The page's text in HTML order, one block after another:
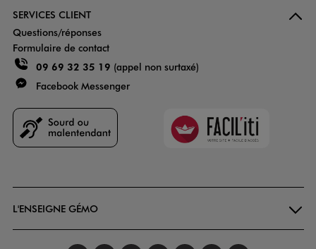
SERVICES CLIENT
Questions/réponses
Formulaire de contact
09 69 32 35 19 (appel non surtaxé)
Facebook Messenger
Faciliti
L'ENSEIGNE GÉMO